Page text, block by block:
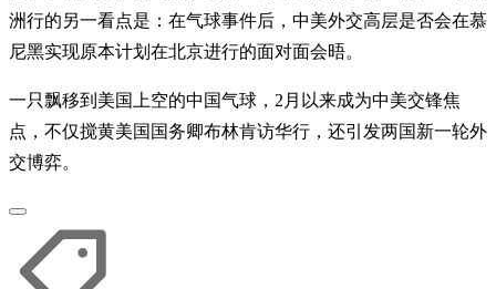
洲行的另一看点是：在气球事件后，中美外交高层是否会在慕
尼黑实现原本计划在北京进行的面对面会晤。
一只飘移到美国上空的中国气球，2月以来成为中美交锋焦
点，不仅搅黄美国国务卿布林肯访华行，还引发两国新一轮外
交博弈。